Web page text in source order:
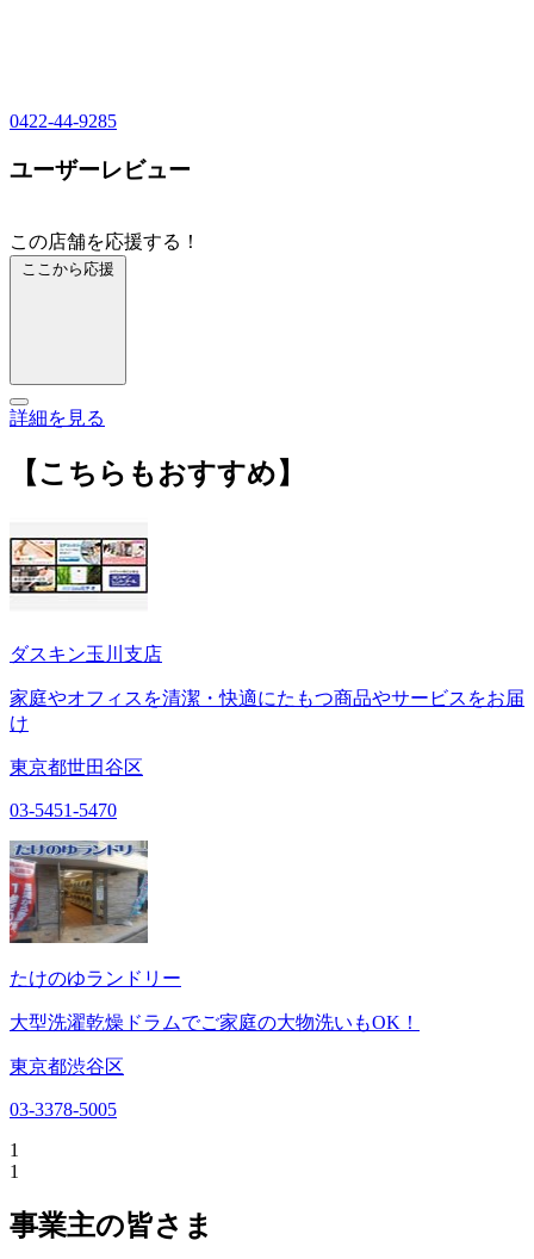
0422-44-9285
ユーザーレビュー
この店舗を応援する！
ここから応援
詳細を見る
【こちらもおすすめ】
ダスキン玉川支店
家庭やオフィスを清潔・快適にたもつ商品やサービスをお届
け
東京都世田谷区
03-5451-5470
たけのゆランドリー
大型洗濯乾燥ドラムでご家庭の大物洗いもOK！
東京都渋谷区
03-3378-5005
1
1
事業主の皆さま